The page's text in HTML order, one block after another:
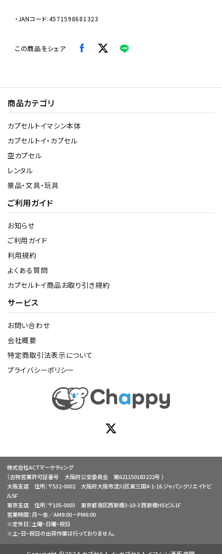
・JANコード:4571598681323
この商品をシェア
商品カテゴリ
カプセルトイマシン本体
カプセルトイ・カプセル
空カプセル
レンタル
景品・文具・玩具
ご利用ガイド
お知らせ
ご利用ガイド
利用規約
よくある質問
カプセルトイ商品お取り引き規約
サービス
お問い合わせ
会社概要
特定商取引法表示について
プライバシーポリシー
株式会社ACTマーケティング
（古物営業許可証番号 大阪府公安委員会 第621150183222号 ）
大阪支店 住所：〒532-0002 大阪府大阪市淀川区東三国4-1-16 ジャパンクリエイトビ
ル5F
東京支店 住所：〒105-0003 東京都港区西新橋3-10-3 西新橋HSビル1F
営業時間：月～金／AM9:00－PM6:00
※定休日：土曜・日曜・祝日
※土・日・祝日の出荷作業は行っておりません。